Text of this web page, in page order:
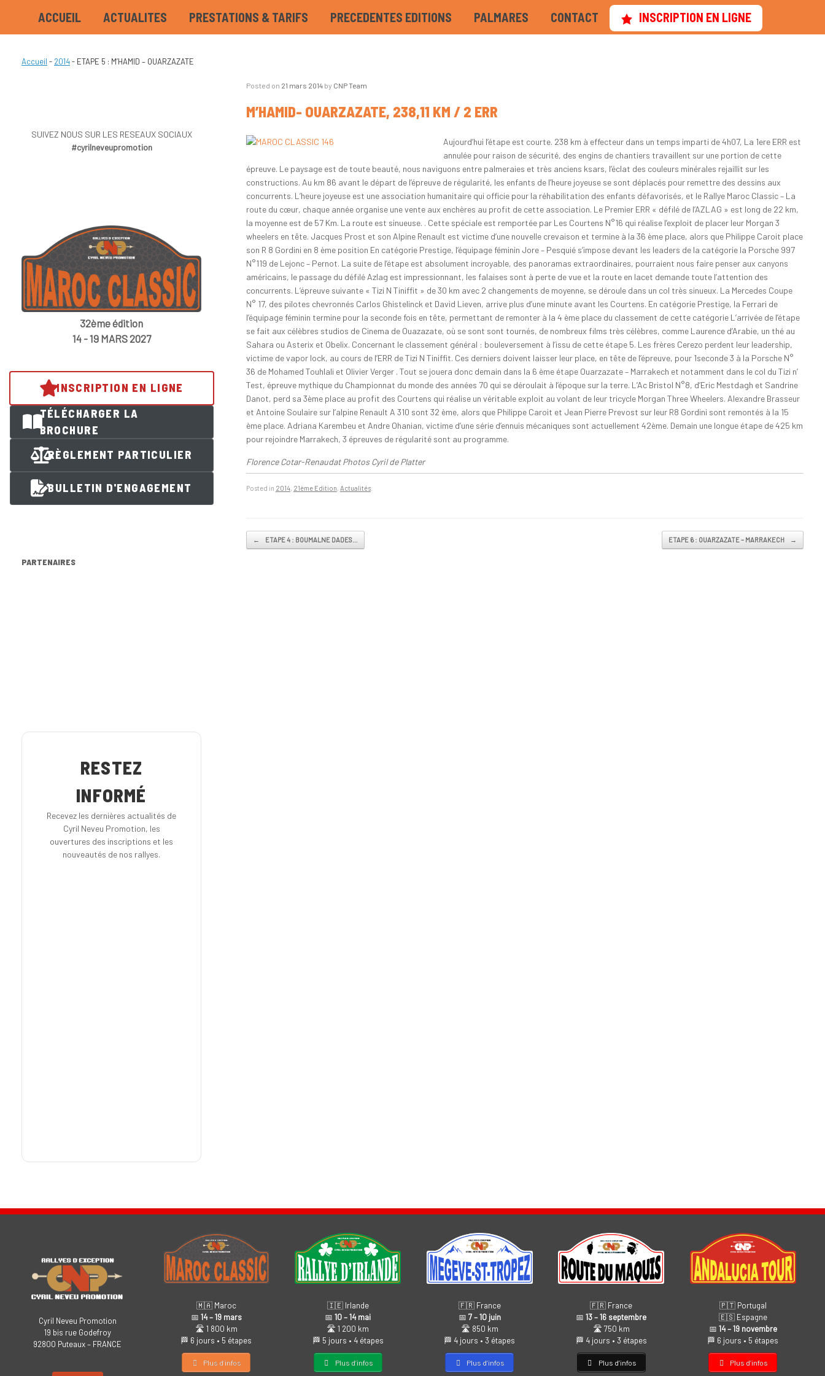
ACCUEIL ACTUALITES PRESTATIONS & TARIFS PRECEDENTES EDITIONS PALMARES CONTACT INSCRIPTION EN LIGNE
Accueil - 2014- ETAPE 5 : M’HAMID – OUARZAZATE
Posted on 21 mars 2014 by CNP Team
M’HAMID- OUARZAZATE, 238,11 KM / 2 ERR
Aujourd’hui l’étape est courte. 238 km à effecteur dans un temps imparti de 4h07, La 1ere ERR est
annulée pour raison de sécurité, des engins de chantiers travaillent sur une portion de cette
épreuve. Le paysage est de toute beauté, nous naviguons entre palmeraies et très anciens ksars, l’éclat des couleurs minérales rejaillit sur les
constructions. Au km 86 avant le départ de l’épreuve de régularité, les enfants de l’heure joyeuse se sont déplacés pour remettre des dessins aux
concurrents. L’heure joyeuse est une association humanitaire qui officie pour la réhabilitation des enfants défavorisés, et le Rallye Maroc Classic – La
route du cœur, chaque année organise une vente aux enchères au profit de cette association. Le Premier ERR « défilé de l’AZLAG » est long de 22 km,
la moyenne est de 57 Km. La route est sinueuse. . Cette spéciale est remportée par Les Courtens N°16 qui réalise l’exploit de placer leur Morgan 3
wheelers en tête. Jacques Prost et son Alpine Renault est victime d’une nouvelle crevaison et termine à la 36 ème place, alors que Philippe Caroit place
son R 8 Gordini en 8 ème position En catégorie Prestige, l’équipage féminin Jore – Pesquié s’impose devant les leaders de la catégorie la Porsche 997
N°119 de Lejonc – Pernot. La suite de l’étape est absolument incroyable, des panoramas extraordinaires, pourraient nous faire penser aux canyons
américains, le passage du défilé Azlag est impressionnant, les falaises sont à perte de vue et la route en lacet demande toute l’attention des
concurrents. L’épreuve suivante « Tizi N Tiniffit » de 30 km avec 2 changements de moyenne, se déroule dans un col très sinueux. La Mercedes Coupe
N° 17, des pilotes chevronnés Carlos Ghistelinck et David Lieven, arrive plus d’une minute avant les Courtens. En catégorie Prestige, la Ferrari de
l’équipage féminin termine pour la seconde fois en tête, permettant de remonter à la 4 ème place du classement de cette catégorie L’arrivée de l’étape
se fait aux célèbres studios de Cinema de Ouazazate, où se sont sont tournés, de nombreux films très célèbres, comme Laurence d’Arabie, un thé au
Sahara ou Asterix et Obelix. Concernant le classement général : bouleversement à l’issu de cette étape 5. Les frères Cerezo perdent leur leadership,
victime de vapor lock, au cours de l’ERR de Tizi N Tiniffit. Ces derniers doivent laisser leur place, en tête de l’épreuve, pour 1seconde 3 à la Porsche N°
36 de Mohamed Touhlali et Olivier Verger . Tout se jouera donc demain dans la 6 ème étape Ouarzazate – Marrakech et notamment dans le col du Tizi n’
Test, épreuve mythique du Championnat du monde des années 70 qui se déroulait à l’époque sur la terre. L’Ac Bristol N°8, d’Eric Mestdagh et Sandrine
Danot, perd sa 3ème place au profit des Courtens qui réalise un véritable exploit au volant de leur tricycle Morgan Three Wheelers. Alexandre Brasseur
et Antoine Soulaire sur l’alpine Renault A 310 sont 32 ème, alors que Philippe Caroit et Jean Pierre Prevost sur leur R8 Gordini sont remontés à la 15
ème place. Adriana Karembeu et Andre Ohanian, victime d’une série d’ennuis mécaniques sont actuellement 42ème. Demain une longue étape de 425 km
pour rejoindre Marrakech, 3 épreuves de régularité sont au programme.
Florence Cotar-Renaudat Photos Cyril de Platter
Posted in 2014, 21ème Edition, Actualités.
Post navigation
← ETAPE 4 : BOUMALNE DADES… ETAPE 6 : OUARZAZATE – MARRAKECH →
SUIVEZ NOUS SUR LES RESEAUX SOCIAUX
#cyrilneveupromotion
32ème édition
14 - 19 MARS 2027
INSCRIPTION EN LIGNE
TÉLÉCHARGER LA
BROCHURE
RÈGLEMENT PARTICULIER
BULLETIN D'ENGAGEMENT
PARTENAIRES
RESTEZ
INFORMÉ
Recevez les dernières actualités de
Cyril Neveu Promotion, les
ouvertures des inscriptions et les
nouveautés de nos rallyes.
Cyril Neveu Promotion
19 bis rue Godefroy
92800 Puteaux – FRANCE
🇲🇦 Maroc
📅 14 – 19 mars
🛣️ 1 800 km
🏁 6 jours • 5 étapes
Plus d’infos
🇮🇪 Irlande
📅10 – 14 mai
🛣️ 1 200 km
🏁 5 jours • 4 étapes
Plus d’infos
🇫🇷 France
📅 7 – 10 juin
🛣️ 850 km
🏁 4 jours • 3 étapes
Plus d’infos
🇫🇷 France
📅13 – 16 septembre
🛣️ 750 km
🏁 4 jours • 3 étapes
Plus d’infos
🇵🇹 Portugal
🇪🇸 Espagne
📅 14 – 19 novembre
🏁 6 jours • 5 étapes
Plus d’infos